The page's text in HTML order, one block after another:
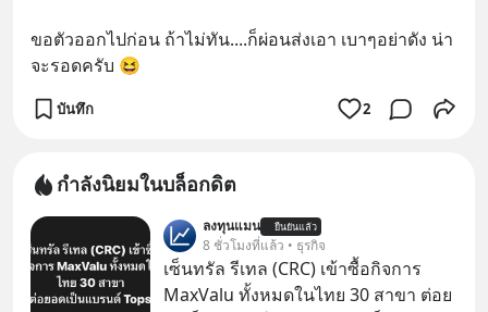
ขอตัวออกไปก่อน ถ้าไม่ทัน....ก็ผ่อนส่งเอา เบาๆอย่าดัง น่า
จะรอดครับ 😆
บันทึก 2
กำลังนิยมในบล็อกดิต
ลงทุนแมน ยืนยันแล้ว
8 ชั่วโมงที่แล้ว • ธุรกิจ
เซ็นทรัล รีเทล (CRC) เข้าซื้อกิจการ
MaxValu ทั้งหมดในไทย 30 สาขา ต่อย